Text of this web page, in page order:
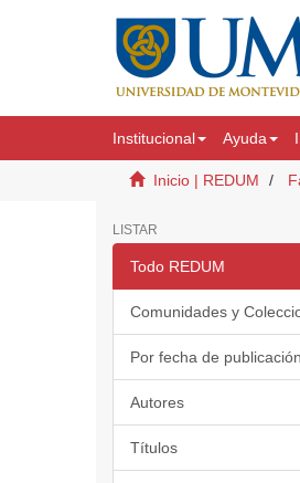
Institucional Ayuda
Inicio | REDUM
LISTAR
Todo REDUM
Comunidades y
Por fecha de publicación
Autores
Títulos